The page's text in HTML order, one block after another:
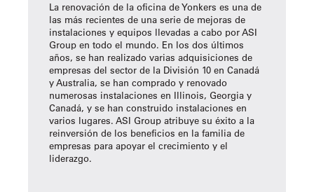
La renovación de la oficina de Yonkers es una de
las más recientes de una serie de mejoras de
instalaciones y equipos llevadas a cabo por ASI
Group en todo el mundo. En los dos últimos
años, se han realizado varias adquisiciones de
empresas del sector de la División 10 en Canadá
y Australia, se han comprado y renovado
numerosas instalaciones en Illinois, Georgia y
Canadá, y se han construido instalaciones en
varios lugares. ASI Group atribuye su éxito a la
reinversión de los beneficios en la familia de
empresas para apoyar el crecimiento y el
liderazgo.